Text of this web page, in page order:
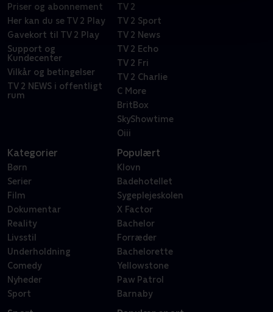
Priser og abonnement
Her kan du se TV 2 Play
Gavekort til TV 2 Play
Support og
Kundecenter
Vilkår og betingelser
TV 2 NEWS i offentligt
rum
TV 2
TV 2 Sport
TV 2 News
TV 2 Echo
TV 2 Fri
TV 2 Charlie
C More
BritBox
SkyShowtime
Oiii
Kategorier
Børn
Serier
Film
Dokumentar
Reality
Livsstil
Underholdning
Comedy
Nyheder
Sport
Populært
Klovn
Badehotellet
Sygeplejeskolen
X Factor
Bachelor
Forræder
Bachelorette
Yellowstone
Paw Patrol
Barnaby